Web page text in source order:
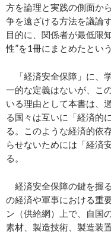
方を論理と実践の側面か
争を遠ざける方法を議論
目的に、関係者が最低限
性”を1冊にまとめたという
「経済安全保障」に、
一的な定義はないが、こ
いる理由として本書は、
る国々は互いに「経済的
る。このような経済的依
らせないためには「経済
る。
経済安全保障の鍵を握
の経済や軍事における重
ン（供給網）上で、自国
素材、製造技術、製造装